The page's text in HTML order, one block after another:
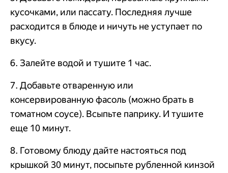
кусочками, или пассату. Последняя лучше
расходится в блюде и ничуть не уступает по
вкусу.
6. Залейте водой и тушите 1 час.
7. Добавьте отваренную или
консервированную фасоль (можно брать в
томатном соусе). Всыпьте паприку. И тушите
еще 10 минут.
8. Готовому блюду дайте настояться под
крышкой 30 минут, посыпьте рубленной кинзой